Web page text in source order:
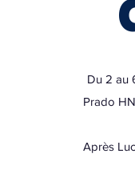
Du 2 au
Prado
Après